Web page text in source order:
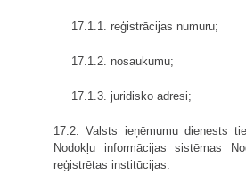
17.1.1. reģistrācijas numuru;
17.1.2. nosaukumu;
17.1.3. juridisko adresi;
17.2. Valsts ieņēmumu dienests
Nodokļu informācijas sistēmas
reģistrētas institūcijas: